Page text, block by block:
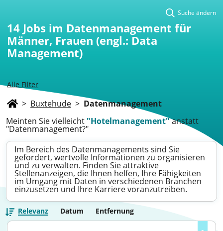
Alle Filter
Suche ändern
14 Jobs im Datenmanagement für
Männer, Frauen (engl.: Data
Management)
> Buxtehude > Datenmanagement
Meinten Sie vielleicht "Hotelmanagement"anstatt
"Datenmanagement?"
Im Bereich des Datenmanagements sind Sie
gefordert, wertvolle Informationen zu organisieren
und zu verwalten. Finden Sie attraktive
Stellenanzeigen, die Ihnen helfen, Ihre Fähigkeiten
im Umgang mit Daten in verschiedenen Branchen
einzusetzen und Ihre Karriere voranzutreiben.
Relevanz Datum Entfernung